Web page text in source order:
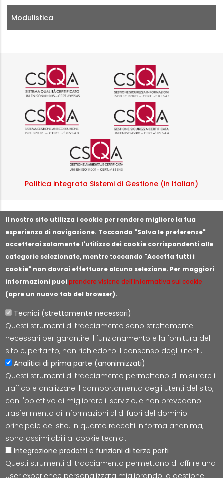
Il nostro sito utilizza i cookie per rendere migliore la tua
esperienza di navigazione. Toccando "Salva le preferenze"
accetterai solamente l'utilizzo dei cookie corrispondenti alle
categorie selezionate, mentre toccando "Accetta tutti i
cookie" non dovrai effettuare alcuna selezione. Per maggiori
informazioni puoiprendere visione dell'informativa sui cookie
(apre un nuovo tab del browser).
Tecnici (strettamente necessari)
Questi strumenti di tracciamento sono strettamente
necessari per garantire il funzionamento e la fornitura del
sito e, pertanto, non richiedono il consenso degli utenti.
Analitici di prima parte (anonimizzati)
Questi strumenti di tracciamento permettono di misurare il
traffico e analizzare il comportamento degli utenti del sito,
con l'obiettivo di migliorare il servizio, e non prevedono
trasferimento di informazioni al di fuori del dominio
principale del sito. In quanto raccolti in forma anonima,
sono assimilabili ai cookie tecnici.
Integrazione prodotti e funzioni di terze parti
Questi strumenti di tracciamento permettono di offrire una
user experience personalizzata migliorando la gestione
Modulistica
Logo certificazione ISO 9001
Logo
Logo certificazione ISO 37001
Logo
Logo certificazione ISO
Politica integrata Sistemi di Gestione (in Italian)
Segnala illeciti o irregolarità
Lepida S.c.p.A.
Via della Liberazione 15, 40128 Bologna
PEC:
segreteria@pec.lepida.it
Capitale Sociale i.v. ad oggi € 69.881.000,00
P.IVA/CF 02770891204
Accessibilità Cookie Privacy Social Media Mappa